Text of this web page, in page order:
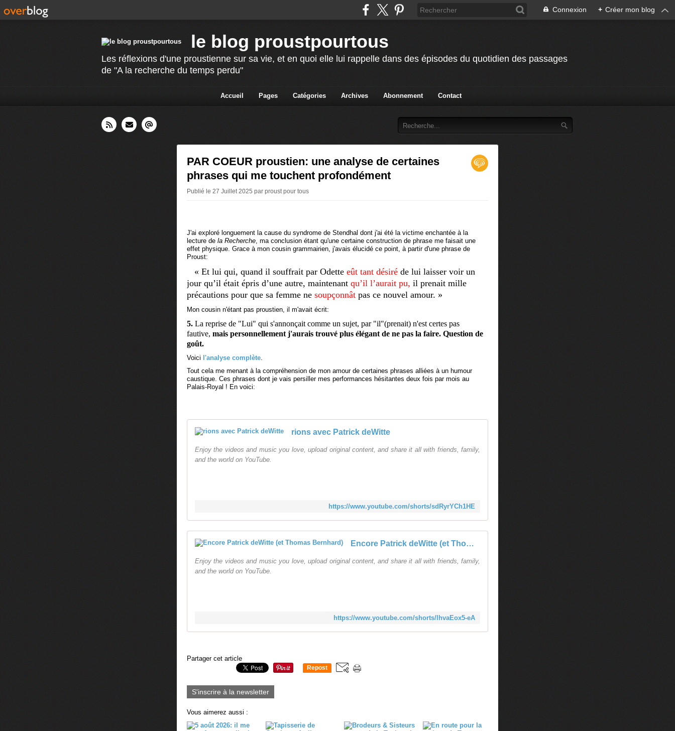
Connexion + Créer mon blog
le blog proustpourtous
Les réflexions d'une proustienne sur sa vie, et en quoi elle lui rappelle dans des épisodes du quotidien des passages
de "A la recherche du temps perdu"
Accueil Pages Catégories Archives Abonnement Contact
PAR COEUR proustien: une analyse de certaines
phrases qui me touchent profondément
Publié le 27 Juillet 2025 par proust pour tous
J'ai exploré longuement la cause du syndrome de Stendhal dont j'ai été la victime enchantée à la
lecture de la Recherche, ma conclusion étant qu'une certaine construction de phrase me faisait une
effet physique. Grace à mon cousin grammairien, j'avais élucidé ce point, à partir d'une phrase de
Proust:
« Et lui qui, quand il souffrait par Odette eût tant désiré de lui laisser voir un
jour qu’il était épris d’une autre, maintenant qu’il l’aurait pu, il prenait mille
précautions pour que sa femme ne soupçonnât pas ce nouvel amour. »
Mon cousin n'étant pas proustien, il m'avait écrit:
5. La reprise de "Lui" qui s'annonçait comme un sujet, par "il"(prenait) n'est certes pas
fautive, mais personnellement j'aurais trouvé plus élégant de ne pas la faire. Question de
goût.
Voici l'analyse complète.
Tout cela me menant à la compréhension de mon amour de certaines phrases alliées à un humour
caustique. Ces phrases dont je vais persiller mes performances hésitantes deux fois par mois au
Palais-Royal ! En voici:
rions avec Patrick deWitte
Enjoy the videos and music you love, upload original content, and share it all with friends, family,
and the world on YouTube.
https://www.youtube.com/shorts/sdRyrYCh1HE
Encore Patrick deWitte (et Thomas Bernhard)
Enjoy the videos and music you love, upload original content, and share it all with friends, family,
and the world on YouTube.
https://www.youtube.com/shorts/lhvaEox5-eA
Partager cet article
Repost
S'inscrire à la newsletter
Vous aimerez aussi :